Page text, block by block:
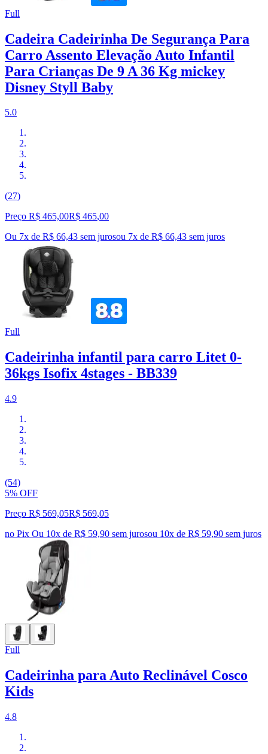
Full
Cadeira Cadeirinha De Segurança Para
Carro Assento Elevação Auto Infantil
Para Crianças De 9 A 36 Kg mickey
Disney Styll Baby
5.0
(27)
Preço R$ 465,00R$ 465,00
Ou 7x de R$ 66,43 sem jurosou 7x de R$ 66,43 sem juros
Full
Cadeirinha infantil para carro Litet 0-
36kgs Isofix 4stages - BB339
4.9
(54)
5% OFF
Preço R$ 569,05R$ 569,05
no Pix Ou 10x de R$ 59,90 sem jurosou 10x de R$ 59,90 sem juros
Full
Cadeirinha para Auto Reclinável Cosco
Kids
4.8